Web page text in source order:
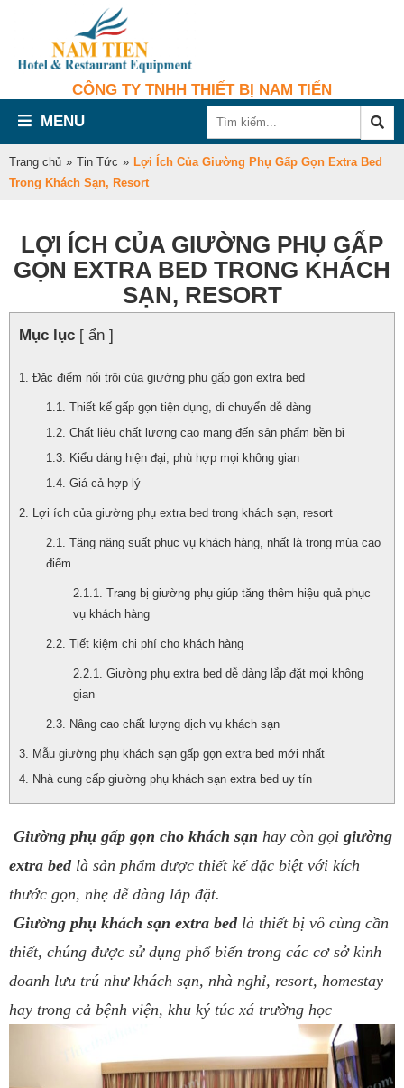
CÔNG TY TNHH THIẾT BỊ NAM TIẾN
MENU
Trang chủ » Tin Tức » Lợi Ích Của Giường Phụ Gấp Gọn Extra Bed
Trong Khách Sạn, Resort
LỢI ÍCH CỦA GIƯỜNG PHỤ GẤP
GỌN EXTRA BED TRONG KHÁCH
SẠN, RESORT
Mục lục [ ẩn ]
Đặc điểm nổi trội của giường phụ gấp gọn extra bed
Thiết kế gấp gọn tiện dụng, di chuyển dễ dàng
Chất liệu chất lượng cao mang đến sản phẩm bền bỉ
Kiểu dáng hiện đại, phù hợp mọi không gian
Giá cả hợp lý
Lợi ích của giường phụ extra bed trong khách sạn, resort
Tăng năng suất phục vụ khách hàng, nhất là trong mùa cao
điểm
Trang bị giường phụ giúp tăng thêm hiệu quả phục
vụ khách hàng
Tiết kiệm chi phí cho khách hàng
Giường phụ extra bed dễ dàng lắp đặt mọi không
gian
Nâng cao chất lượng dịch vụ khách sạn
Mẫu giường phụ khách sạn gấp gọn extra bed mới nhất
Nhà cung cấp giường phụ khách sạn extra bed uy tín
Giường phụ gấp gọn cho khách sạn hay còn gọi giường
extra bedlà sản phẩm được thiết kế đặc biệt với kích
thước gọn, nhẹ dễ dàng lắp đặt.
Giường phụ khách sạn extra bedlà thiết bị vô cùng cần
thiết, chúng được sử dụng phổ biến trong các cơ sở kinh
doanh lưu trú như khách sạn, nhà nghỉ, resort, homestay
hay trong cả bệnh viện, khu ký túc xá trường học